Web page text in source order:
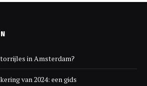
in Amsterdam?
van 2024: een gids